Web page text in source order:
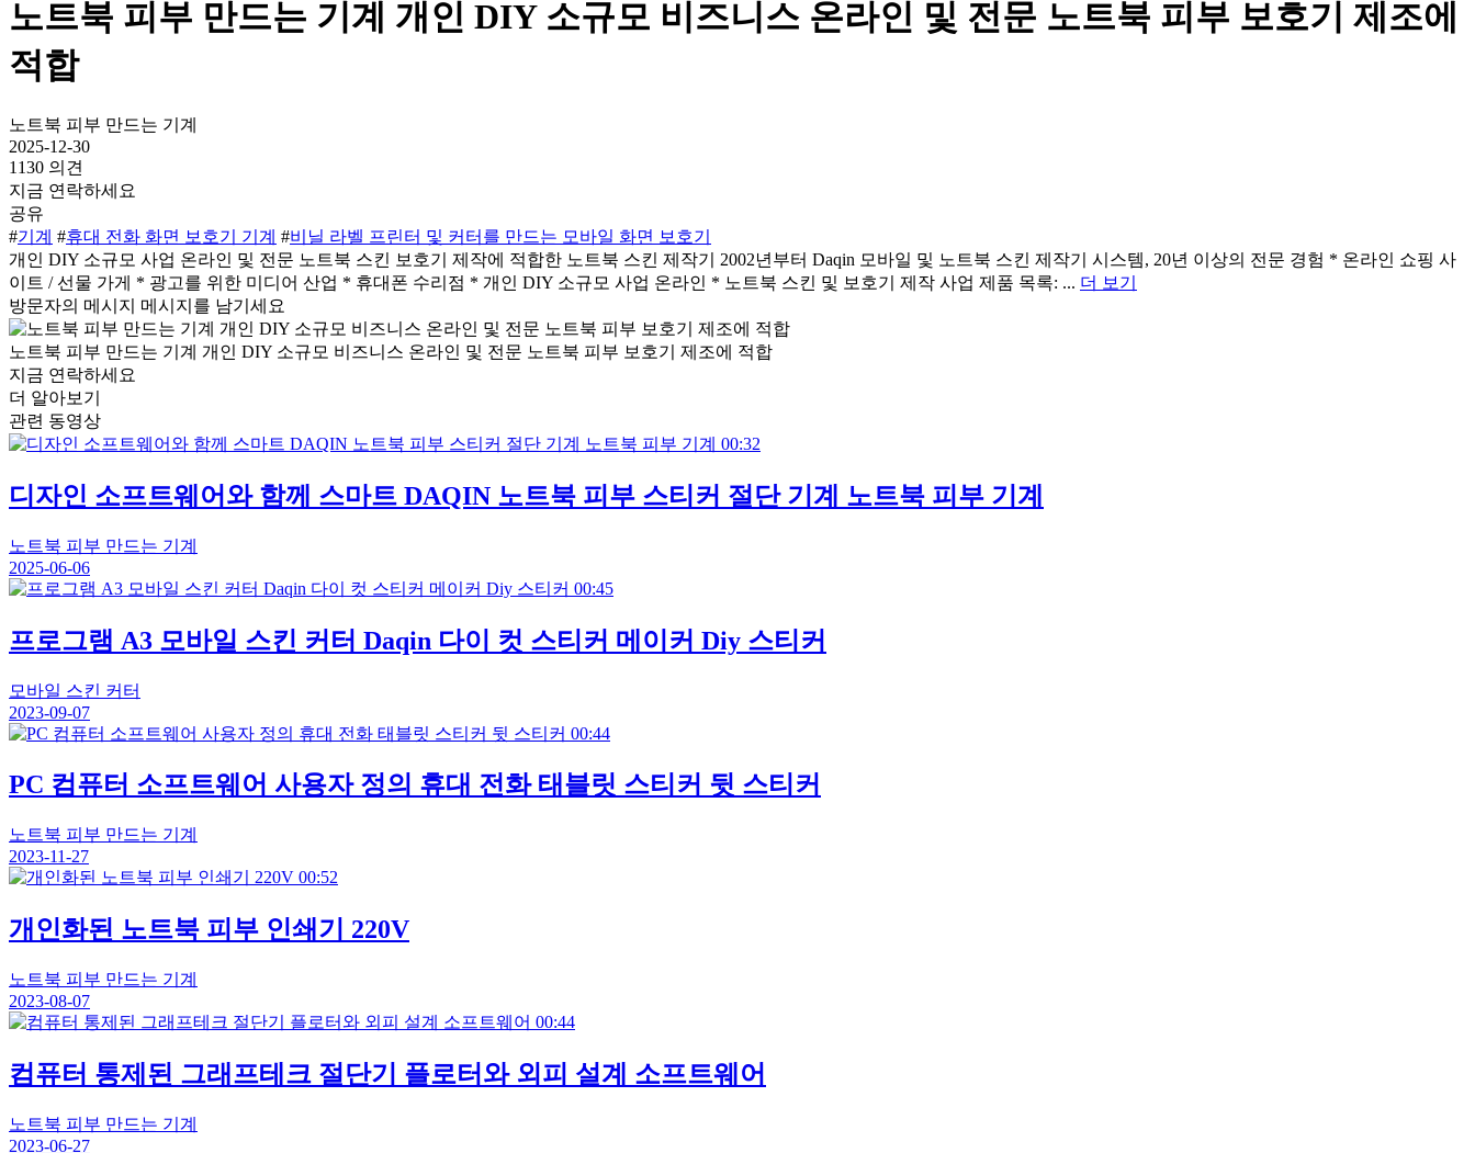
노트북 피부 만드는 기계 개인 DIY 소규모 비즈니스 온라인 및 전문 노트북 피부 보호기 제조에
적합
노트북 피부 만드는 기계
2025-12-30
1130 의견
지금 연락하세요
공유
#기계 #휴대 전화 화면 보호기 기계 #비닐 라벨 프린터 및 커터를 만드는 모바일 화면 보호기
개인 DIY 소규모 사업 온라인 및 전문 노트북 스킨 보호기 제작에 적합한 노트북 스킨 제작기 2002년부터 Daqin 모바일 및 노트북 스킨 제작기 시스템, 20년 이상의 전문 경험 * 온라인 쇼핑 사
이트 / 선물 가게 * 광고를 위한 미디어 산업 * 휴대폰 수리점 * 개인 DIY 소규모 사업 온라인 * 노트북 스킨 및 보호기 제작 사업 제품 목록: ... 더 보기
방문자의 메시지
메시지를 남기세요
노트북 피부 만드는 기계 개인 DIY 소규모 비즈니스 온라인 및 전문 노트북 피부 보호기 제조에 적합
지금 연락하세요
더 알아보기
관련 동영상
00:32
디자인 소프트웨어와 함께 스마트 DAQIN 노트북 피부 스티커 절단 기계 노트북 피부 기계
노트북 피부 만드는 기계
2025-06-06
00:45
프로그램 A3 모바일 스킨 커터 Daqin 다이 컷 스티커 메이커 Diy 스티커
모바일 스킨 커터
2023-09-07
00:44
PC 컴퓨터 소프트웨어 사용자 정의 휴대 전화 태블릿 스티커 뒷 스티커
노트북 피부 만드는 기계
2023-11-27
00:52
개인화된 노트북 피부 인쇄기 220V
노트북 피부 만드는 기계
2023-08-07
00:44
컴퓨터 통제된 그래프테크 절단기 플로터와 외피 설계 소프트웨어
노트북 피부 만드는 기계
2023-06-27